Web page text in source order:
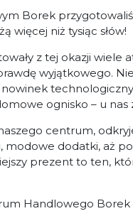
Borek
więcej niż tysiąc słów!
z tej okazji
wyjątkowego.
ognisko – u
centrum,
modowe dodatki, aż
prezent to ten,
Handlowego